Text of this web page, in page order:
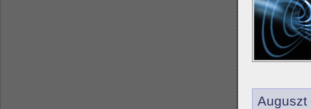
Auguszt